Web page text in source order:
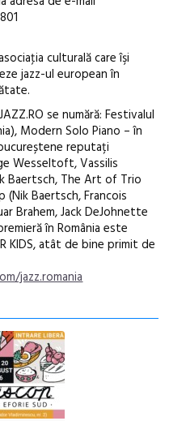
culturală care îşi
jazz-ul european în
se numără: Festivalul
Modern Solo Piano – în
reputați
Wesseltoft, Vassilis
Baertsch, The Art of Trio
(Nik Baertsch, Francois
Brahem, Jack DeJohnette
în România este
KIDS, atât de bine primit de
jazz.romania